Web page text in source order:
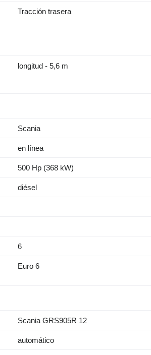
Tracción trasera
longitud - 5,6 m
Scania
en línea
500 Hp (368 kW)
diésel
6
Euro 6
Scania GRS905R 12
automático